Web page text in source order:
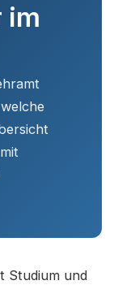
im
Studium und